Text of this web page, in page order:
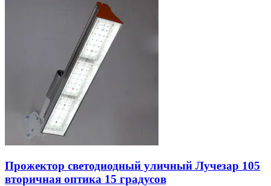
Прожектор светодиодный уличный Лучезар 105
вторичная оптика 15 градусов